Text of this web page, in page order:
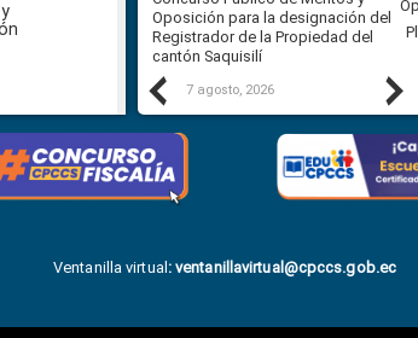
Previous
Oposición para la designación del
Registrador de la Propiedad del
cantón Saquisilí
7 agosto, 2026
Ventanilla virtual :ventanillavirtual@cpccs.gob.ec